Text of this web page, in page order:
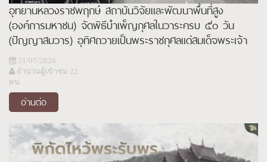
อุทยานหลวงราชพฤกษ์ สถาบันวิจัยและพัฒนาพื้นที่สูง
(องค์การมหาชน) จัดพิธีบำเพ็ญกุศลในวาระครบ ๕๐ วัน
(ปัญญาสมวาร) อุทิศถวายเป็นพระราชกุศลแด่สมเด็จพระเจ้า
ลูกเธอ เจ้าฟ้าพัชรกิติยาภา นเรนทิราเทพยวดี กรมหลวงราช
สาริณีสิริพัชร มหาวัชรราชธิดา
31/07/2026
จำนวนผู้เข้าชม 22
คน
อ่านต่อ